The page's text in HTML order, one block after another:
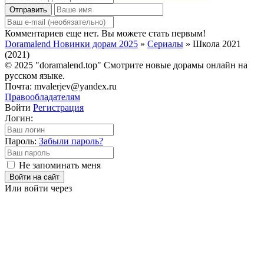
Отправить
Комментариев еще нет. Вы можете стать первым!
Doramalend Новинки дорам 2025 » Сериалы » Школа 2021
(2021)
© 2025 "doramalend.top" Смотрите новые дорамы онлайн на
русском языке.
Почта: mvalerjev@yandex.ru
Правообладателям
Войти Регистрация
Логин:
Пароль: Забыли пароль?
Не запоминать меня
Войти на сайт
Или войти через